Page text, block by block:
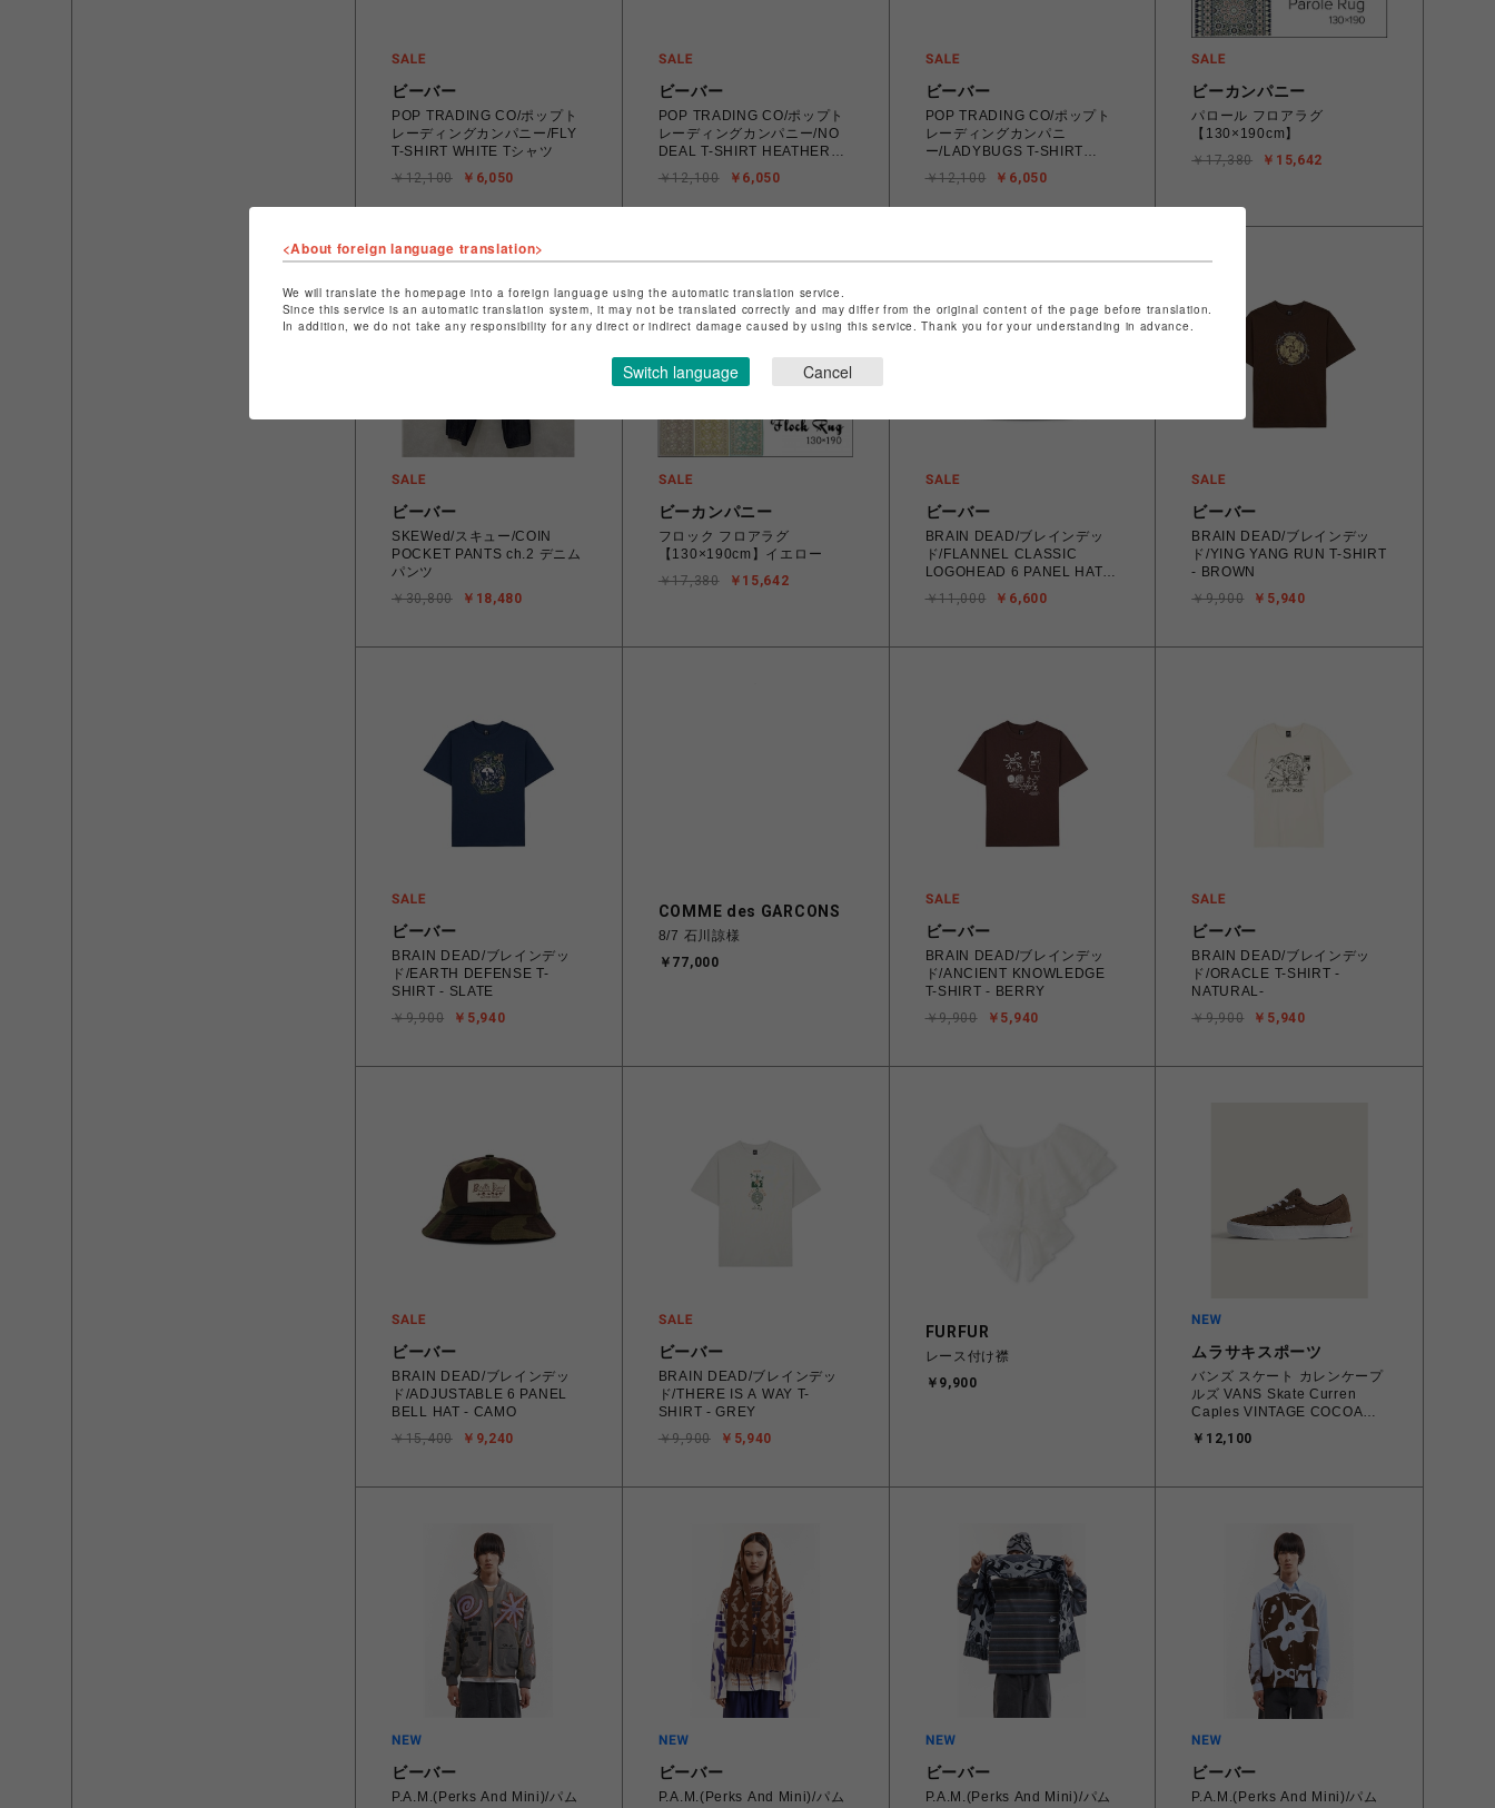
ビーバー
POP TRADING CO/ポップト
レーディングカンパニー/FLY
T-SHIRT WHITE Tシャツ
￥6,050
￥12,100
ビーバー
POP TRADING CO/ポップト
レーディングカンパニー/NO
DEAL T-SHIRT HEATHER
￥6,050
￥12,100
ビーバー
POP TRADING CO/ポップト
レーディングカンパニ
ー/LADYBUGS T-SHIRT
￥6,050
￥12,100
ビーカンパニー
パロール フロアラグ
【130×190cm】
￥15,642
￥17,380
ビーバー
SKEWed/スキュー/COIN
POCKET PANTS ch.2 デニム
パンツ
￥18,480
￥30,800
ビーカンパニー
フロック フロアラグ
【130×190cm】イエロー
￥15,642
￥17,380
ビーバー
BRAIN DEAD/ブレインデッ
ド/FLANNEL CLASSIC
LOGOHEAD 6 PANEL HAT -
￥6,600
￥11,000
ビーバー
BRAIN DEAD/ブレインデッ
ド/YING YANG RUN T-SHIRT
- BROWN
￥5,940
￥9,900
ビーバー
BRAIN DEAD/ブレインデッ
ド/EARTH DEFENSE T-
SHIRT - SLATE
￥5,940
￥9,900
COMME des GARCONS
8/7 石川諒様
￥77,000
ビーバー
BRAIN DEAD/ブレインデッ
ド/ANCIENT KNOWLEDGE
T-SHIRT - BERRY
￥5,940
￥9,900
ビーバー
BRAIN DEAD/ブレインデッ
ド/ORACLE T-SHIRT -
NATURAL-
￥5,940
￥9,900
ビーバー
BRAIN DEAD/ブレインデッ
ド/ADJUSTABLE 6 PANEL
BELL HAT - CAMO
￥9,240
￥15,400
ビーバー
BRAIN DEAD/ブレインデッ
ド/THERE IS A WAY T-
SHIRT - GREY
￥5,940
￥9,900
FURFUR
レース付け襟
￥9,900
ムラサキスポーツ
バンズ スケート カレンケープ
ルズ VANS Skate Curren
Caples VINTAGE COCOA
VN0A5FCDB2U 26.0㎝～
28.0㎝ スニーカー メンズ シ
料無料 北海道/沖縄/離島を除
￥12,100
ビーバー
P.A.M.(Perks And Mini)/パム
ビーバー
P.A.M.(Perks And Mini)/パム
ビーバー
P.A.M.(Perks And Mini)/パム
ビーバー
P.A.M.(Perks And Mini)/パム
<About foreign language translation>
We will translate the homepage into a foreign language using the automatic translation service.
Since this service is an automatic translation system, it may not be translated correctly and may differ from the original content of the page before translation.
In addition, we do not take any responsibility for any direct or indirect damage caused by using this service. Thank you for your understanding in advance.
Switch language Cancel